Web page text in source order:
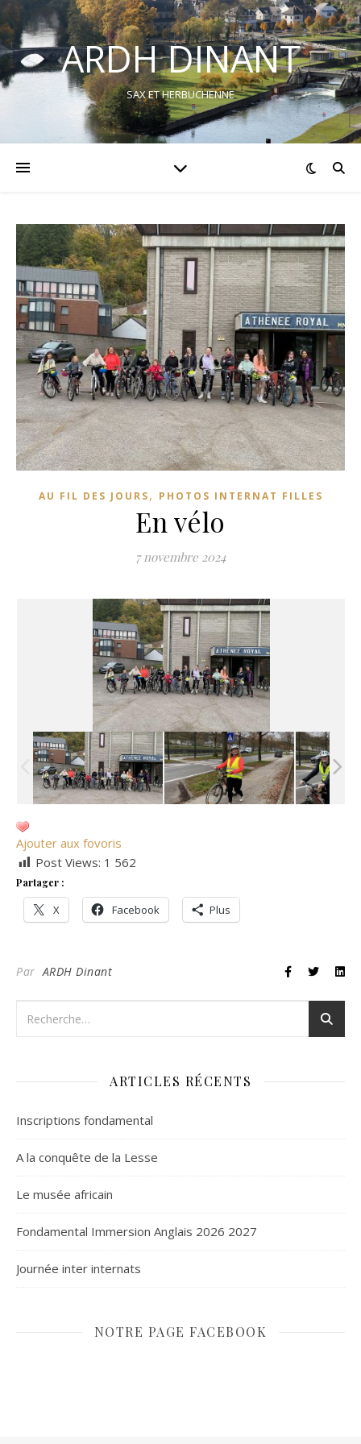
ARDH DINANT
SAX ET HERBUCHENNE
AU FIL DES JOURS, PHOTOS INTERNAT FILLES
En vélo
7 novembre 2024
Ajouter aux fovoris
Post Views: 1 562
Partager :
X Facebook Plus
ParARDH Dinant
ARTICLES RÉCENTS
Inscriptions fondamental
A la conquête de la Lesse
Le musée africain
Fondamental Immersion Anglais 2026 2027
Journée inter internats
NOTRE PAGE FACEBOOK